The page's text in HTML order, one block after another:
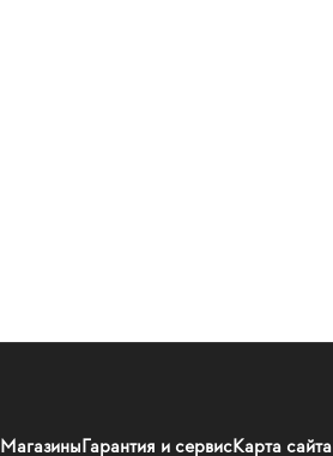
МагазиныГарантия и сервисКарта сайта